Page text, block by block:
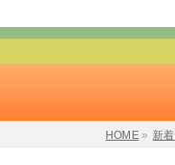
HOME» 新